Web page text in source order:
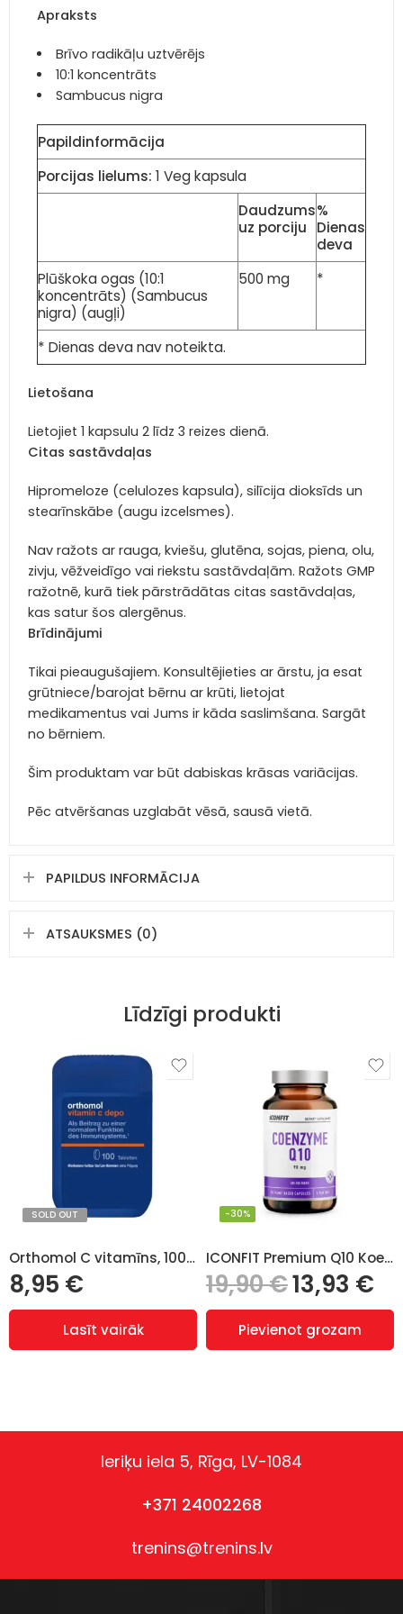
Apraksts
Brīvo radikāļu uztvērējs
10:1 koncentrāts
Sambucus nigra
Papildinformācija
Porcijas lielums: 1 Veg kapsula
Daudzums
uz porciju
%
Dienas
deva
Plūškoka ogas (10:1
koncentrāts) (Sambucus
nigra) (augļi)
500 mg *
* Dienas deva nav noteikta.
Lietošana
Lietojiet 1 kapsulu 2 līdz 3 reizes dienā.
Citas sastāvdaļas
Hipromeloze (celulozes kapsula), silīcija dioksīds un
stearīnskābe (augu izcelsmes).
Nav ražots ar rauga, kviešu, glutēna, sojas, piena, olu,
zivju, vēžveidīgo vai riekstu sastāvdaļām. Ražots GMP
ražotnē, kurā tiek pārstrādātas citas sastāvdaļas,
kas satur šos alergēnus.
Brīdinājumi
Tikai pieaugušajiem. Konsultējieties ar ārstu, ja esat
grūtniece/barojat bērnu ar krūti, lietojat
medikamentus vai Jums ir kāda saslimšana. Sargāt
no bērniem.
Šim produktam var būt dabiskas krāsas variācijas.
Pēc atvēršanas uzglabāt vēsā, sausā vietā.
PAPILDUS INFORMĀCIJA
ATSAUKSMES (0)
Līdzīgi produkti
Orthomol C vitamīns, 100 tabl
SOLD OUT
8,95 €
Lasīt vairāk
ICONFIT Premium Q10 Koenzīms (90 Kapsulas)
-30%
19,90€13,93 €
Pievienot grozam
Ieriķu iela 5, Rīga, LV-1084
+371 24002268
trenins@trenins.lv